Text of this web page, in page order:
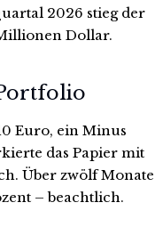
2026 stieg der
Dollar.
Euro, ein Minus
das Papier mit
Über zwölf Monate
– beachtlich.